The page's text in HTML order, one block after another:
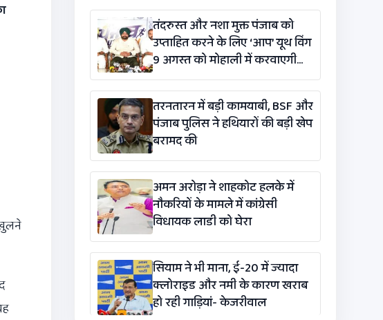
तंदरुस्त और नशा मुक्त पंजाब को
उप्ताहित करने के लिए ‘आप’ यूथ विंग
9 अगस्त को मोहाली में करवाएगी
मैराथन
तरनतारन में बड़ी कामयाबी, BSF और
पंजाब पुलिस ने हथियारों की बड़ी खेप
बरामद की
अमन अरोड़ा ने शाहकोट हलके में
नौकरियों के मामले में कांग्रेसी
विधायक लाडी को घेरा
सियाम ने भी माना, ई-20 में ज्यादा
क्लोराइड और नमी के कारण खराब
हो रही गाड़ियां- केजरीवाल